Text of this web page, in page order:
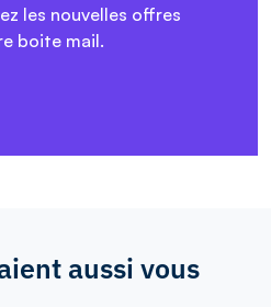
les nouvelles offres
boite mail.
aussi vous